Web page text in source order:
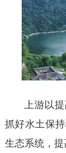
上游以
抓好水土保
生态系统，提